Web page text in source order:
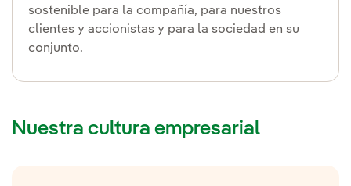
sostenible para la compañía, para nuestros
clientes y accionistas y para la sociedad en su
conjunto.
Nuestra cultura empresarial